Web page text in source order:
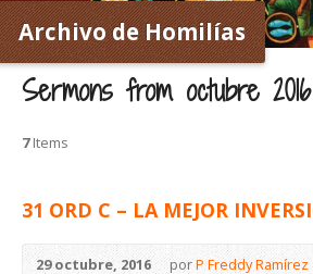
Archivo de Homilías
Sermons from octubre 2016
7Items
31 ORD C – LA MEJOR
29 octubre, 2016 porP Freddy Ramírez